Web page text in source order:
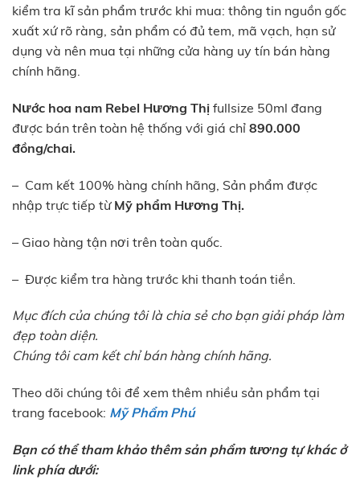
kiểm tra kĩ sản phẩm trước khi mua: thông tin nguồn gốc
xuất xứ rõ ràng, sản phẩm có đủ tem, mã vạch, hạn sử
dụng và nên mua tại những cửa hàng uy tín bán hàng
chính hãng.
Nước hoa nam Rebel Hương Thị fullsize 50ml đang
được bán trên toàn hệ thống với giá chỉ 890.000
đồng/chai.
– Cam kết 100% hàng chính hãng, Sản phẩm được
nhập trực tiếp từ Mỹ phẩm Hương Thị.
– Giao hàng tận nơi trên toàn quốc.
– Được kiểm tra hàng trước khi thanh toán tiền.
Mục đích của chúng tôi là chia sẻ cho bạn giải pháp làm
đẹp toàn diện.
Chúng tôi cam kết chỉ bán hàng chính hãng.
Theo dõi chúng tôi để xem thêm nhiều sản phẩm tại
trang facebook: Mỹ Phẩm Phú
Bạn có thể tham khảo thêm sản phẩm tương tự khác ở
link phía dưới: